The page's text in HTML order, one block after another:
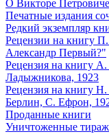
О Викторе
Печатные издания
Редкий экземпляр
Рецензии на книгу
Александр Первый?"
Рецензия на книгу
Ладыжникова, 1923
Рецензия на книгу
Берлин, С. Ефрон,
Проданные книги
Уничтоженные